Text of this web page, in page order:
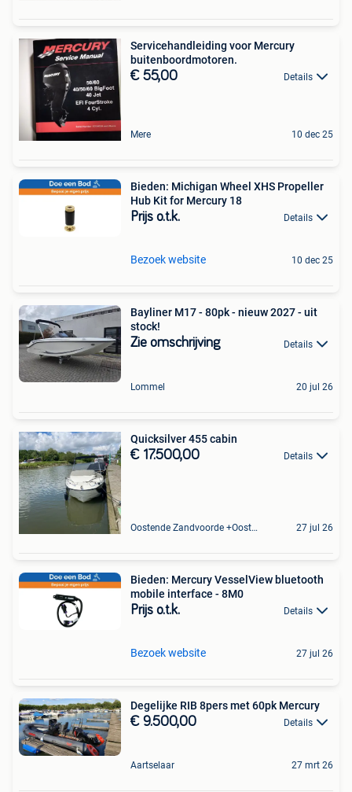
Servicehandleiding voor Mercury
buitenboordmotoren.
€ 55,00 Details
Mere 10 dec 25
Bieden: Michigan Wheel XHS Propeller
Hub Kit for Mercury 18
Prijs o.t.k. Details
Bezoek website 10 dec 25
Bayliner M17 - 80pk - nieuw 2027 - uit
stock!
Zie omschrijving Details
Lommel 20 jul 26
Quicksilver 455 cabin
€ 17.500,00 Details
Oostende Zandvoorde +Oostende 27 jul 26
Bieden: Mercury VesselView bluetooth
mobile interface - 8M0
Prijs o.t.k. Details
Bezoek website 27 jul 26
Degelijke RIB 8pers met 60pk Mercury
€ 9.500,00 Details
Aartselaar 27 mrt 26